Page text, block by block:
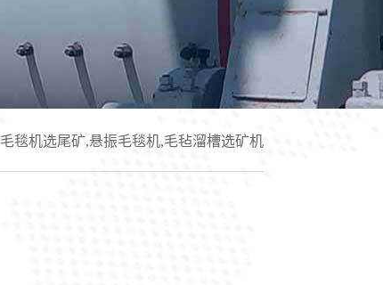
毛毯机选尾矿,悬振毛毯机,毛毡溜槽选矿机